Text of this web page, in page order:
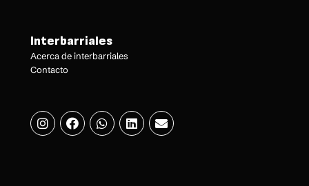
Interbarriales
Acerca de interbarriales
Contacto